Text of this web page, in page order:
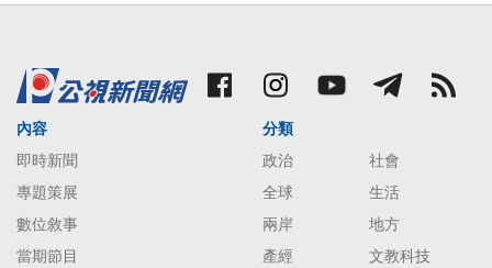
內容
即時新聞
專題策展
數位敘事
當期節目
分類
政治
社會
全球
生活
兩岸
地方
產經
文教科技